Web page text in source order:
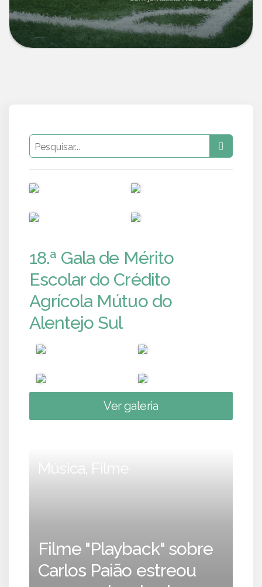
18.ª Gala de Mérito
Escolar do Crédito
Agrícola Mútuo do
Alentejo Sul
Ver galeria
Música, Filme
Filme "Playback" sobre
Carlos Paião estreou